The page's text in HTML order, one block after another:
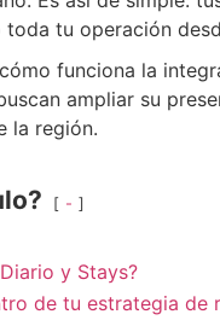
tu operación
funciona la
ampliar su
la región.
-
y Stays?
de tu estrategia de